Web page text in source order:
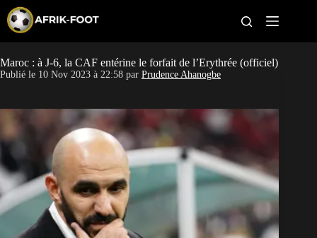
p
t
o
c
n
n
CAN féminine
Pays
Clubs
Classement
Paris sportifs
Maroc : à J-6, la CAF entérine le forfait de l’Erythrée (officiel)
Publié le 10 Nov 2023 à 22:58 par Prudence Ahanogbe